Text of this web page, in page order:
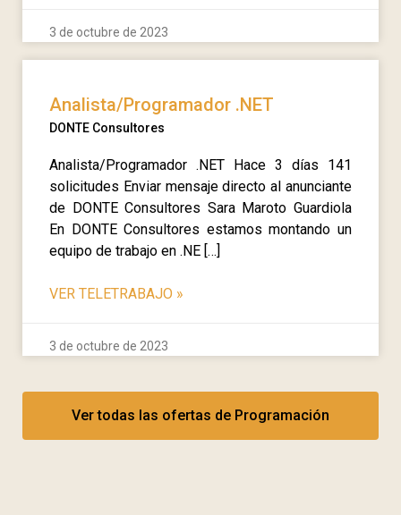
3 de octubre de 2023
Analista/Programador .NET
DONTE Consultores
Analista/Programador .NET Hace 3 días 141
solicitudes Enviar mensaje directo al anunciante
de DONTE Consultores Sara Maroto Guardiola
En DONTE Consultores estamos montando un
equipo de trabajo en .NE […]
VER TELETRABAJO »
3 de octubre de 2023
Ver todas las ofertas de Programación